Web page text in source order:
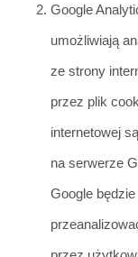
Google
umożliwiają
ze strony
przez plik
internetowej
na serwerze
Google
przeanalizo